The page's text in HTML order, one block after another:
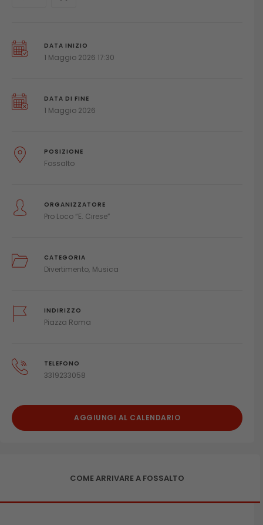
DATA INIZIO
1 Maggio 2026 17:30
DATA DI FINE
1 Maggio 2026
POSIZIONE
Fossalto
ORGANIZZATORE
Pro Loco “E. Cirese”
CATEGORIA
Divertimento Musica
INDIRIZZO
Piazza Roma
TELEFONO
3319233058
AGGIUNGI AL CALENDARIO
COME ARRIVARE A FOSSALTO